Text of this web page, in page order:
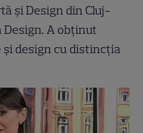
și Design din Cluj-
Design. A obținut
design cu distincția